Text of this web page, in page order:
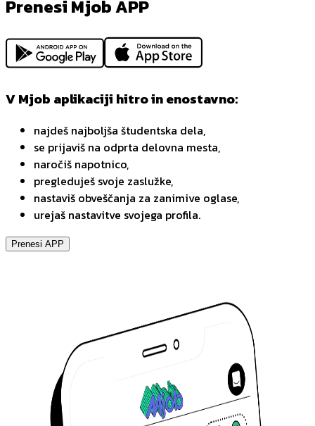
Prenesi Mjob APP
V Mjob aplikaciji hitro in enostavno:
najdeš najboljša študentska dela,
se prijaviš na odprta delovna mesta,
naročiš napotnico,
pregleduješ svoje zaslužke,
nastaviš obveščanja za zanimive oglase,
urejaš nastavitve svojega profila.
Prenesi APP